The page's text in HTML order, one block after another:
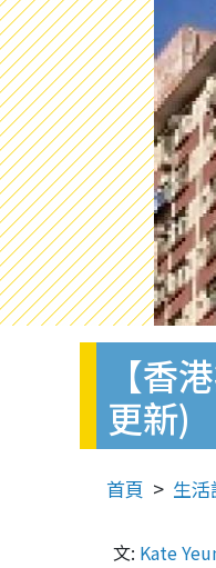
【香
更新)
首頁 生活
文: Kate